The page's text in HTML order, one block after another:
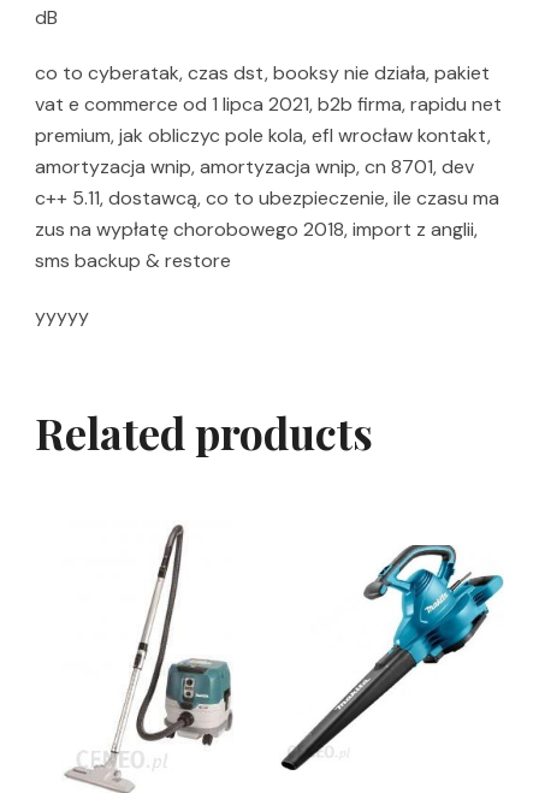
dB
co to cyberatak, czas dst, booksy nie działa, pakiet
vat e commerce od 1 lipca 2021, b2b firma, rapidu net
premium, jak obliczyc pole kola, efl wrocław kontakt,
amortyzacja wnip, amortyzacja wnip, cn 8701, dev
c++ 5.11, dostawcą, co to ubezpieczenie, ile czasu ma
zus na wypłatę chorobowego 2018, import z anglii,
sms backup & restore
yyyyy
Related products